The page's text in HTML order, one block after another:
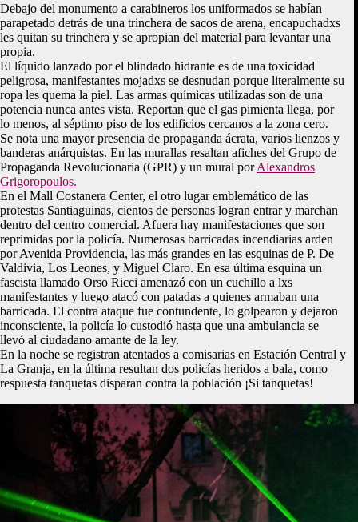
Debajo del monumento a carabineros los uniformados se habían
parapetado detrás de una trinchera de sacos de arena, encapuchadxs
les quitan su trinchera y se apropian del material para levantar una
propia.
El líquido lanzado por el blindado hidrante es de una toxicidad
peligrosa, manifestantes mojadxs se desnudan porque literalmente su
ropa les quema la piel. Las armas químicas utilizadas son de una
potencia nunca antes vista. Reportan que el gas pimienta llega, por
lo menos, al séptimo piso de los edificios cercanos a la zona cero.
Se nota una mayor presencia de propaganda ácrata, varios lienzos y
banderas anárquistas. En las murallas resaltan afiches del Grupo de
Propaganda Revolucionaria (GPR) y un mural por Alexandros
Grigoropoulos.
En el Mall Costanera Center, el otro lugar emblemático de las
protestas Santiaguinas, cientos de personas logran entrar y marchan
dentro del centro comercial. Afuera hay manifestaciones que son
reprimidas por la policía. Numerosas barricadas incendiarias arden
por Avenida Providencia, las más grandes en las esquinas de P. De
Valdivia, Los Leones, y Miguel Claro. En esa última esquina un
fascista llamado Orso Ricci amenazó con un cuchillo a lxs
manifestantes y luego atacó con patadas a quienes armaban una
barricada. El contra ataque fue contundente, lo golpearon y dejaron
inconsciente, la policía lo custodió hasta que una ambulancia se
llevó al ciudadano amante de la ley.
En la noche se registran atentados a comisarias en Estación Central y
La Granja, en la última resultan dos policías heridos a bala, como
respuesta tanquetas disparan contra la población ¡Si tanquetas!